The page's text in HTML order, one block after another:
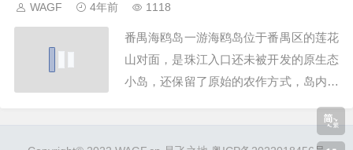
村落也是珠三角少有的一个大规模的古城
楼。走在里...
WAGF 4年前 1118
番禺海鸥岛一游海鸥岛位于番禺区的莲花
山对面，是珠江入口还未被开发的原生态
小岛，还保留了原始的农作方式，岛内以
田园风光，位于番禺区东郊，是广州新城
的重要组成部分，它有望成为整个珠江三